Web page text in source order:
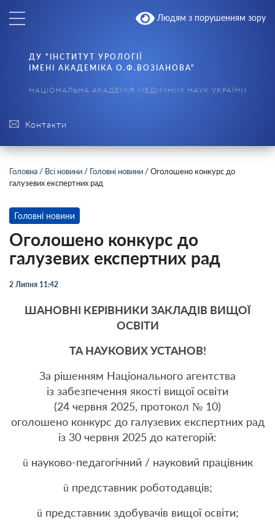
Людям з порушенням зору
Контакти
ДУ "ІНСТИТУТ УРОЛОГІЇ
ІМЕНІ АКАДЕМІКА О.Ф.ВОЗІАНОВА"
НАЦІОНАЛЬНА АКАДЕМІЯ МЕДИЧНИХ НАУК УКРАЇНИ
Головна / Всі новини / Головні новини /Оголошено конкурс до
галузевих експертних рад
Головні новини
Оголошено конкурс до
галузевих експертних рад
2 Липня 11:42
ШАНОВНІ КЕРІВНИКИ ЗАКЛАДІВ ВИЩОЇ
ОСВІТИ
ТА НАУКОВИХ УСТАНОВ!
За рішенням Національного агентства
із забезпечення якості вищої освіти
(24 червня 2025, протокол № 10)
оголошено конкурс до галузевих експертних рад
із 30 червня 2025 до категорій:
ü науково-педагогічний / науковий працівник
ü представник роботодавців;
ü представник здобувачів вищої освіти;